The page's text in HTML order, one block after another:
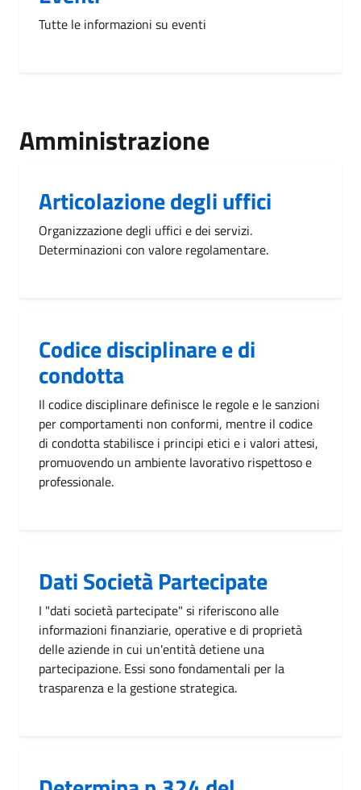
Tutte le informazioni su eventi
Amministrazione
Articolazione degli uffici
Organizzazione degli uffici e dei servizi.
Determinazioni con valore regolamentare.
Codice disciplinare e di
condotta
Il codice disciplinare definisce le regole e le sanzioni
per comportamenti non conformi, mentre il codice
di condotta stabilisce i principi etici e i valori attesi,
promuovendo un ambiente lavorativo rispettoso e
professionale.
Dati Società Partecipate
I "dati società partecipate" si riferiscono alle
informazioni finanziarie, operative e di proprietà
delle aziende in cui un'entità detiene una
partecipazione. Essi sono fondamentali per la
trasparenza e la gestione strategica.